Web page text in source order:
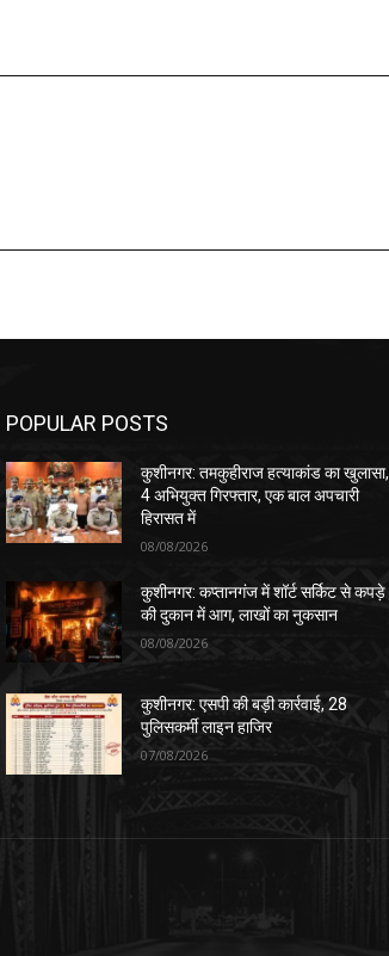
POPULAR POSTS
कुशीनगर: तमकुहीराज हत्याकांड का खुलासा,
4 अभियुक्त गिरफ्तार, एक बाल अपचारी
हिरासत में
08/08/2026
कुशीनगर: कप्तानगंज में शॉर्ट सर्किट से कपड़े
की दुकान में आग, लाखों का नुकसान
08/08/2026
कुशीनगर: एसपी की बड़ी कार्रवाई, 28
पुलिसकर्मी लाइन हाजिर
07/08/2026